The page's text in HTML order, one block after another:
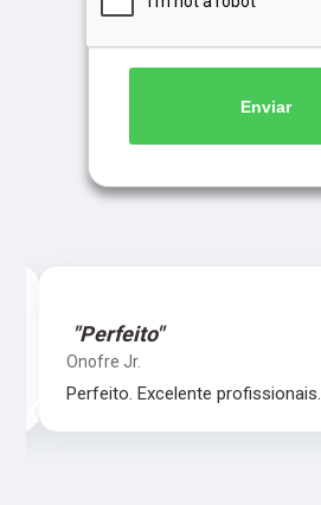
Enviar
"Perfeito"
Onofre Jr.
Perfeito. Excelente profissionais.
‹